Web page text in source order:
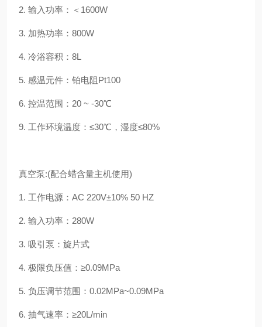
2. 输入功率：＜1600W
3. 加热功率：800W
4. 冷浴容积：8L
5. 感温元件：铂电阻Pt100
6. 控温范围：20 ~ -30℃
9. 工作环境温度：≤30℃，湿度≤80%
真空泵:(配合蜡含量主机使用)
1. 工作电源：AC 220V±10% 50 HZ
2. 输入功率：280W
3. 吸引泵：旋片式
4. 极限负压值：≥0.09MPa
5. 负压调节范围：0.02MPa~0.09MPa
6. 抽气速率：≥20L/min